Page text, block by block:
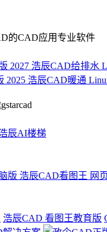
的CAD应用专业软件
2027 浩辰CAD给排水
2025 浩辰CAD暖通
辰AI楼梯
版 浩辰CAD看图王 网
浩辰CAD 看图王教育版